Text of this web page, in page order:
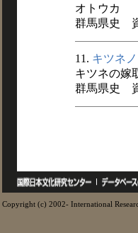
オトウカ
群馬県史
11. キツネ
キツネの嫁
群馬県史
Copyright (c) 2002- International